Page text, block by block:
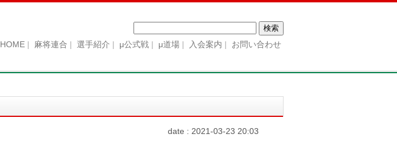
索:
HOME 麻将連合 選手紹介 μ公式戦 μ道場 入会案内 お問い合わせ
date : 2021-03-23 20:03